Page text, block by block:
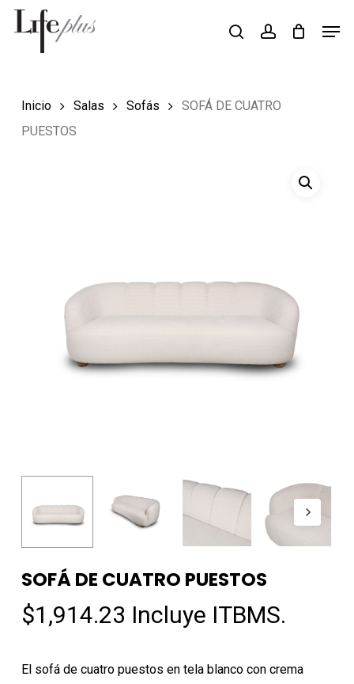
Skip
Búsqueda
productos
searchaccount
Inicio Salas Sofás
SOFÁ DE CUATRO
PUESTOS
SOFÁ DE CUATRO PUESTOS
$1,914.23 Incluye ITBMS.
El sofá de cuatro puestos en tela blanco con crema